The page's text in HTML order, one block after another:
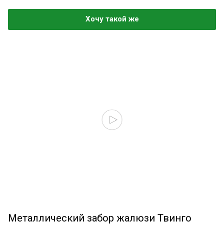
Хочу такой же
Металлический забор жалюзи Твинго